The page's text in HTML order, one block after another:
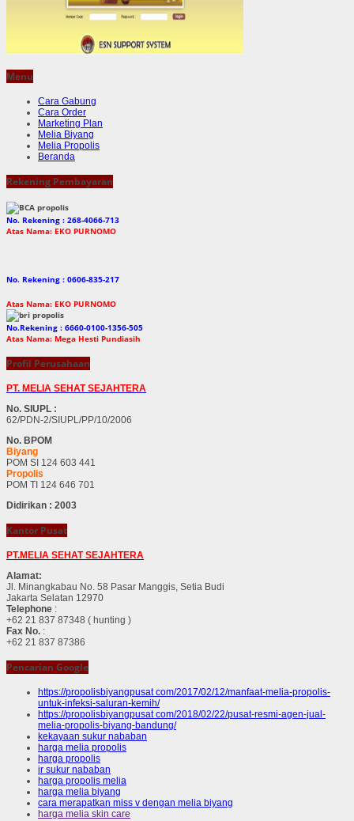
Menu
Cara Gabung
Cara Order
Marketing Plan
Melia Biyang
Melia Propolis
Beranda
Rekening Pembayaran
No. Rekening : 268-4066-713
Atas Nama: EKO PURNOMO
No. Rekening : 0606-835-217
Atas Nama: EKO PURNOMO
No.Rekening : 6660-0100-1356-505
Atas Nama: Mega Hesti Pundiasih
Profil Perusahaan
PT. MELIA SEHAT SEJAHTERA
No. SIUPL :
62/PDN-2/SIUPL/PP/10/2006
No. BPOM
Biyang
POM SI 124 603 441
Propolis
POM TI 124 646 701
Didirikan : 2003
Kantor Pusat
PT.MELIA SEHAT SEJAHTERA
Alamat:
Jl. Minangkabau No. 58 Pasar Manggis, Setia Budi
Jakarta Selatan 12970
Telephone :
+62 21 837 87348 ( hunting )
Fax No. :
+62 21 837 87386
Pencarian Google
https://propolisbiyangpusat com/2017/02/12/manfaat-melia-propolis-
untuk-infeksi-saluran-kemih/
https://propolisbiyangpusat com/2018/02/22/pusat-resmi-agen-jual-
melia-propolis-biyang-bandung/
kekayaan sukur nababan
harga melia propolis
harga propolis
ir sukur nababan
harga propolis melia
harga melia biyang
cara merapatkan miss v dengan melia biyang
harga melia skin care